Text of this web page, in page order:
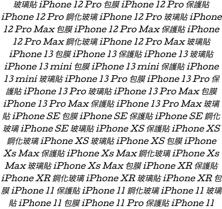
玻璃貼 iPhone 12 Pro 包膜 iPhone 12 Pro 保護貼
iPhone 12 Pro 鋼化玻璃 iPhone 12 Pro 玻璃貼 iPhone
12 Pro Max 包膜 iPhone 12 Pro Max 保護貼 iPhone
12 Pro Max 鋼化玻璃 iPhone 12 Pro Max 玻璃貼
iPhone 13 包膜 iPhone 13 保護貼 iPhone 13 玻璃貼
iPhone 13 mini 包膜 iPhone 13 mini 保護貼 iPhone
13 mini 玻璃貼 iPhone 13 Pro 包膜 iPhone 13 Pro 保
護貼 iPhone 13 Pro 玻璃貼 iPhone 13 Pro Max 包膜
iPhone 13 Pro Max 保護貼 iPhone 13 Pro Max 玻璃
貼 iPhone SE 包膜 iPhone SE 保護貼 iPhone SE 鋼化
玻璃 iPhone SE 玻璃貼 iPhone XS 保護貼 iPhone XS
鋼化玻璃 iPhone XS 玻璃貼 iPhone XS 包膜 iPhone
Xs Max 保護貼 iPhone Xs Max 鋼化玻璃 iPhone Xs
Max 玻璃貼 iPhone Xs Max 包膜 iPhone XR 保護貼
iPhone XR 鋼化玻璃 iPhone XR 玻璃貼 iPhone XR 包
膜 iPhone 11 保護貼 iPhone 11 鋼化玻璃 iPhone 11 玻璃
貼 iPhone 11 包膜 iPhone 11 Pro 保護貼 iPhone 11